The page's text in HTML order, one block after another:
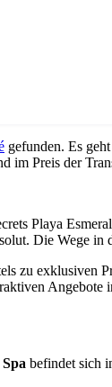
gefunden. Es geht
im Preis der
Playa
Die Wege
zu exklusiven
Angebote
befindet sich